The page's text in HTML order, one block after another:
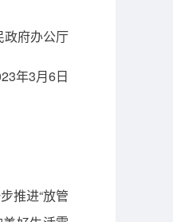
政府办公厅
年3月6日
推进“放管